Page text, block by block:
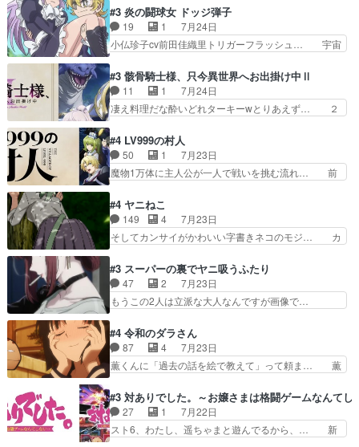
ぜかヒロイン化していますデ… 【今夜のアニメA
は…】前向き没落令嬢×こ… 「ぼやっとしてたら
菜園の領地の外まで開墾…
カちゃんがヤバすぎてボキキしそう(ぇ… 口裂け
女って人を襲うって知らなかった…ポ… そのスタ
イルで小学生ファッションは口裂け… 相変わら
ず、尺の都合なのか原作漫画の細か… 除霊士カム
昭和キッズを恐怖のどん底へ突… 現代で有名な口
裂け女登場！お市ちゃん、ポ… ろくろ首の除霊シ
ーン「悪霊退散」のパチン…
#3 炎の闘球女 ドッジ弾子
19 1
7月24日
小仏珍子cv前田佳織里トリガーフラッシュ… 宇宙
いたぶってるのか！？Cパートで懐か… 普通にド
ッジが激アツ。いや羽仁衣が初めて… 優谷優の声
優に「ちんこ」って言わせてて興… 珍子ちゃ
ん………！！！！？！先週に引き続… これは意図
限ったことでなく、最近のアニ… 東山朱莉
（AkariHIGASHIYAM… こんなに可憐で可愛い泣
き虫メイドが僅か3…
#3 骸骨騎士様、只今異世界へお出掛け中Ⅱ
11 1
7月24日
凄え料理だな酔いどれターキーwとりあえず… ２
いの良いお兄ちゃん！！現場も楽しかっ… 第３話
をｄアニメストアで視聴しました。視… ローデン
王国ホーバン領を訪れたアーク一行… 1期に引き
続き２期にも出演させていただけ… 1期の頃から
題解決特筆する事は無いが、… 今週もありがとう
ございます耳がヒクヒクな… 時計台に登ってるの
見ると挟まれないか心配…
#4 LV999の村人
50 1
7月23日
魔物1万体に主人公が一人で戦いを挑む流れ… 前
を魔物と人間に殺された鏡の生い立ち。… 勇者た
ちを信じてアリスを預ける、鏡を信じ… 勇者パー
ティが仲間になった！？会話が通じ… 鏡の過去、
辛すぎて胸が苦しくなりました…… 最初、勇者パ
コちゃんの性別が間違えられ… 鏡の両親がモンス
ターと人間にそれぞれ命を… 胸が苦しくなるほど
鏡くんの過去がとても残…
#4 ヤニねこ
149 4
7月23日
そしてカンサイがかわいい字書きネコのモジ… カ
は『ちんこ』によってリミッターが外れ… 今回は
汚い要素あまりなく普通にギャグアニ… あとアイ
キャッチが釈迦だったの本当に最高… まー、今回
もコンプライアンス違反にどこま… 達郎のオチに
ニメが好きでも大丈夫だよ」… あんな事こんな事
いっぱいさせられちゃうこ… 妹ネコちゃんのバー
ガーにタバコ入ってるの…
#3 スーパーの裏でヤニ吸うふたり
47 2
7月23日
もうこの2人は立派な大人なんですが画像で…
こ叡智でセクシー！ミストふっかけて嗅ぎ… あい
かわらず山田さんと田山さんが同一人物… 今さら
だけどずとまよのOP合ってるね。首… 佐々木と
田山さんにロマンスの香りが漂って… 佐々木さん
「ただのヤニ仲間」から「ちゃ… 田山から消臭ミ
ストを戴いてお礼返しをして… からかったつもり
なのに、思いもよらない佐…
#4 令和のダラさん
87 4
7月23日
薫くんに「過去の話を絵で教えて」って頼ま… 薫
シリアス展開になるかと思ったら全然そ… 薫が通
うは応神町立応神北小学校一方、日向… 思ったの
と違う刺客出てきたwwただ関西弁… とエピソー
ドの進みにおどろくけど、気持ち… ①作文の定番
#3 対ありでした。～お嬢さまは格闘ゲームなんてし
27 1
7月22日
スト6、わたし、遥ちゃまと遊んでるから、… 新